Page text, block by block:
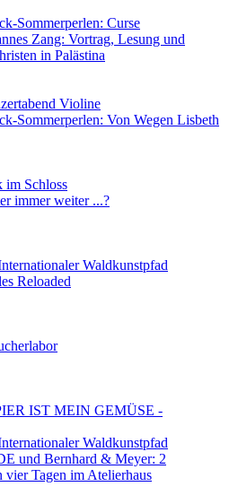
Sommerperlen: Curse
Zang: Vortrag, Lesung und
in Palästina
Violine
Sommerperlen: Von Wegen Lisbeth
im Schloss
immer weiter ...?
Waldkunstpfad
Reloaded
IST MEIN GEMÜSE -
Waldkunstpfad
und Bernhard & Meyer: 2
vier Tagen im Atelierhaus